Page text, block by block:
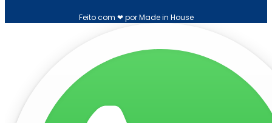
Feito com ❤ por Made in House